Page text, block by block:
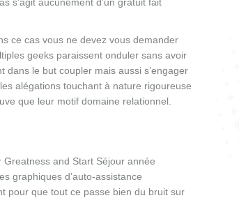
ce cas vous ne devez vous demander
geeks paraissent onduler sans avoir
le but coupler mais aussi s’engager
alégations touchant à nature rigoureuse
que leur motif domaine relationnel.
and Start Séjour année
graphiques d’auto-assistance
pour que tout ce passe bien du bruit sur